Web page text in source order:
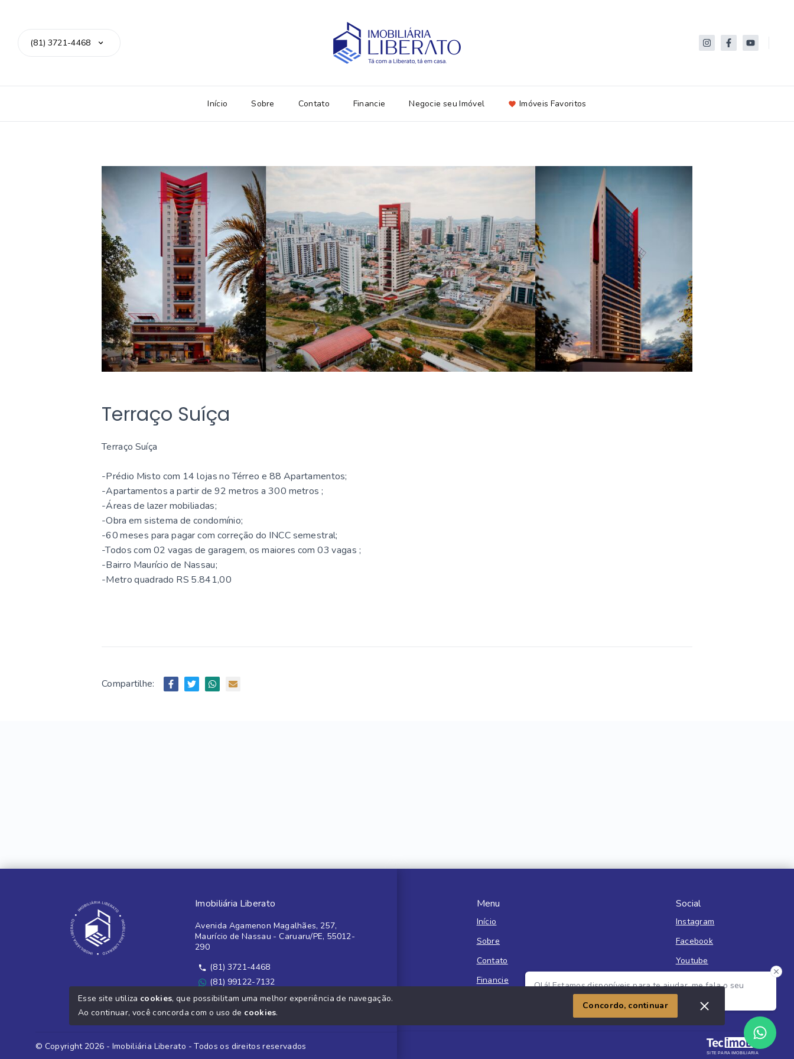
(81) 3721-4468
Início Sobre Contato Financie Negocie seu Imóvel Imóveis Favoritos
Terraço Suíça
Terraço Suíça
-Prédio Misto com 14 lojas no Térreo e 88 Apartamentos;
-Apartamentos a partir de 92 metros a 300 metros ;
-Áreas de lazer mobiliadas;
-Obra em sistema de condomínio;
-60 meses para pagar com correção do INCC semestral;
-Todos com 02 vagas de garagem, os maiores com 03 vagas ;
-Bairro Maurício de Nassau;
-Metro quadrado RS 5.841,00
Compartilhe:
Menu
Início
Sobre
Contato
Financie
Social
Instagram
Facebook
Youtube
SITE PARA IMOBILIARIA
Imobiliária Liberato
Avenida Agamenon Magalhães, 257,
Maurício de Nassau - Caruaru/PE, 55012-
290
(81) 3721-4468
(81) 99122-7132
Ver e-mail
© Copyright 2026 - Imobiliária Liberato - Todos os direitos reservados
Olá! Estamos disponíveis para te ajudar, me fala o seu
nome e o que você está buscando?
Esse site utiliza cookies, que possibilitam uma melhor experiência de navegação.
Ao continuar, você concorda com o uso de cookies.
Concordo, continuar